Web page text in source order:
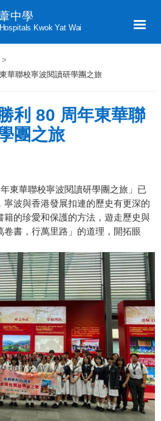
中學
Kwok Yat Wai
>
華聯校寧波閱讀研學團之旅
利 80 周年東華聯
團之旅
東華聯校寧波閱讀研學團之旅」已
寧波與香港發展扣連的歷史有更深的
籍的珍愛和保護的方法，遊走歷史與
書，行萬里路」的道理，開拓眼